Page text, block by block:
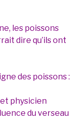
les poissons
dire qu’ils ont
des poissons :
physicien
du verseau